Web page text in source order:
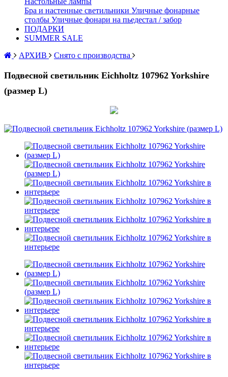
Бра и настенные светильники Уличные фонарные
столбы Уличные фонари на пьедестал / забор
ПОДАРКИ
SUMMER SALE
АРХИВ
Снято с производства
Подвесной светильник Eichholtz 107962 Yorkshire
(размер L)